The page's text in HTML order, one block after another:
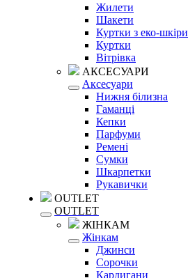
Жилети
Шакети
Куртки з еко-шкіри
Куртки
Вітрівка
АКСЕСУАРИ
Аксесуари
Нижня білизна
Гаманці
Кепки
Парфуми
Ремені
Сумки
Шкарпетки
Рукавички
OUTLET
OUTLET
ЖІНКАМ
Жінкам
Джинси
Сорочки
Кардигани